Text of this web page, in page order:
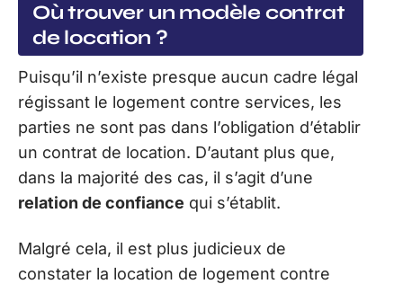
Où trouver un modèle contrat
de location ?
Puisqu’il n’existe presque aucun cadre légal
régissant le logement contre services, les
parties ne sont pas dans l’obligation d’établir
un contrat de location. D’autant plus que,
dans la majorité des cas, il s’agit d’une
relation de confiance qui s’établit.
Malgré cela, il est plus judicieux de
constater la location de logement contre